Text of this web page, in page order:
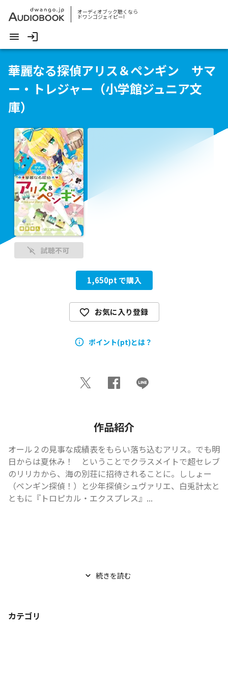
オーディオブック聴くなら
ドワンゴジェイピー!
華麗なる探偵アリス＆ペンギン サマ
ー・トレジャー（小学館ジュニア文
庫）
試聴不可
1,650pt で購入
お気に入り登録
ポイント(pt)とは？
作品紹介
オール２の見事な成績表をもらい落ち込むアリス。でも明
日からは夏休み！　ということでクラスメイトで超セレブ
のリリカから、海の別荘に招待されることに。ししょー
（ペンギン探偵！）と少年探偵シュヴァリエ、白兎計太と
ともに『トロピカル・エクスプレス』...
続きを読む
カテゴリ